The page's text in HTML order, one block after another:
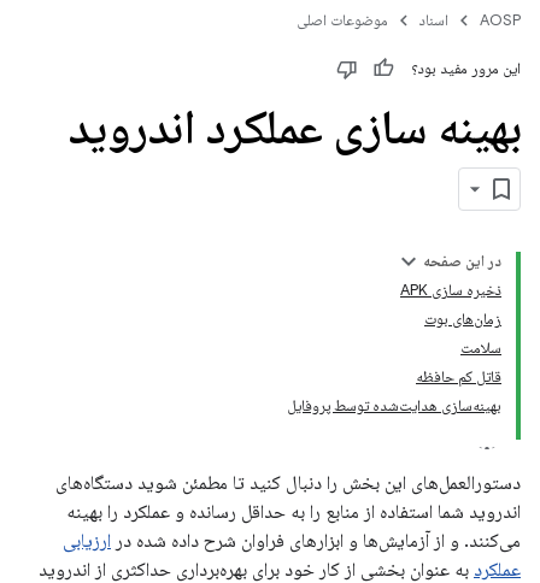
AOSP اسناد موضوعات اصلی
این مرور مفید بود؟
بهینه سازی عملکرد اندروید
در این صفحه
ذخیره سازی APK
زمان‌های بوت
سلامت
قاتل کم حافظه
بهینه‌سازی هدایت‌شده توسط پروفایل
دستورالعمل‌های این بخش را دنبال کنید تا مطمئن شوید دستگاه‌های
اندروید شما استفاده از منابع را به حداقل رسانده و عملکرد را بهینه
می‌کنند. و از آزمایش‌ها و ابزارهای فراوان شرح داده شده در ارزیابی
عملکرد به عنوان بخشی از کار خود برای بهره‌برداری حداکثری از اندروید